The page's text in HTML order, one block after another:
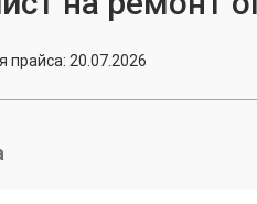
прайса: 20.07.2026